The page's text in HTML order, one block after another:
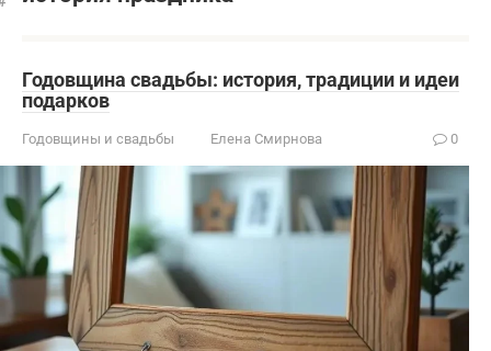
Годовщина свадьбы: история, традиции и идеи
подарков
Годовщины и свадьбы Елена Смирнова 0